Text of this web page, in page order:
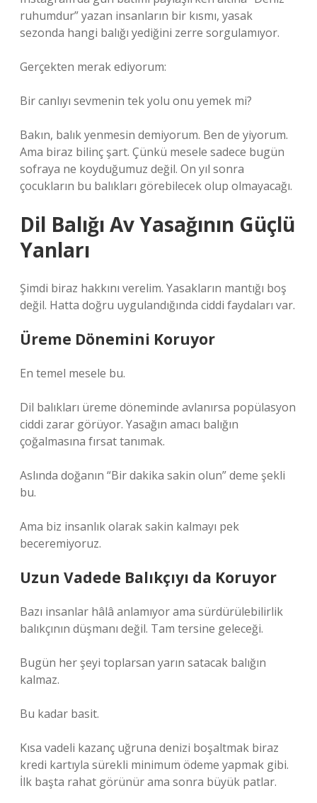
ruhumdur” yazan insanların bir kısmı, yasak
sezonda hangi balığı yediğini zerre sorgulamıyor.
Gerçekten merak ediyorum:
Bir canlıyı sevmenin tek yolu onu yemek mi?
Bakın, balık yenmesin demiyorum. Ben de yiyorum.
Ama biraz bilinç şart. Çünkü mesele sadece bugün
sofraya ne koyduğumuz değil. On yıl sonra
çocukların bu balıkları görebilecek olup olmayacağı.
Dil Balığı Av Yasağının Güçlü
Yanları
Şimdi biraz hakkını verelim. Yasakların mantığı boş
değil. Hatta doğru uygulandığında ciddi faydaları var.
Üreme Dönemini Koruyor
En temel mesele bu.
Dil balıkları üreme döneminde avlanırsa popülasyon
ciddi zarar görüyor. Yasağın amacı balığın
çoğalmasına fırsat tanımak.
Aslında doğanın “Bir dakika sakin olun” deme şekli
bu.
Ama biz insanlık olarak sakin kalmayı pek
beceremiyoruz.
Uzun Vadede Balıkçıyı da Koruyor
Bazı insanlar hâlâ anlamıyor ama sürdürülebilirlik
balıkçının düşmanı değil. Tam tersine geleceği.
Bugün her şeyi toplarsan yarın satacak balığın
kalmaz.
Bu kadar basit.
Kısa vadeli kazanç uğruna denizi boşaltmak biraz
kredi kartıyla sürekli minimum ödeme yapmak gibi.
İlk başta rahat görünür ama sonra büyük patlar.